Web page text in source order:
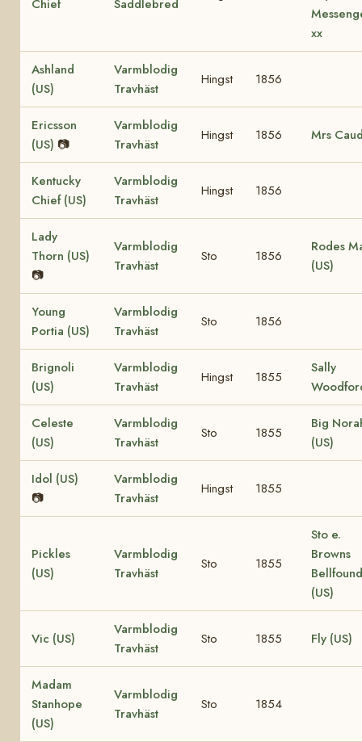
Chief
Saddlebred
xx
Ashland
(US)
Varmblodig
Travhäst
Hingst 1856
Ericsson
(US) 📷
Varmblodig
Travhäst
Hingst 1856 Mrs
Kentucky
Chief (US)
Varmblodig
Travhäst
Hingst 1856
Lady
Thorn (US)
📷
Varmblodig
Travhäst
Sto 1856
Rodes
(US)
Young
Portia (US)
Varmblodig
Travhäst
Sto 1856
Brignoli
(US)
Varmblodig
Travhäst
Hingst 1855
Sally
Celeste
(US)
Varmblodig
Travhäst
Sto 1855
Big
(US)
Idol (US)
📷
Varmblodig
Travhäst
Hingst 1855
Pickles
(US)
Varmblodig
Travhäst
Sto 1855
Sto e.
Browns
(US)
Vic (US)
Varmblodig
Travhäst
Sto 1855 Fly (US)
Madam
Stanhope
(US)
Varmblodig
Travhäst
Sto 1854